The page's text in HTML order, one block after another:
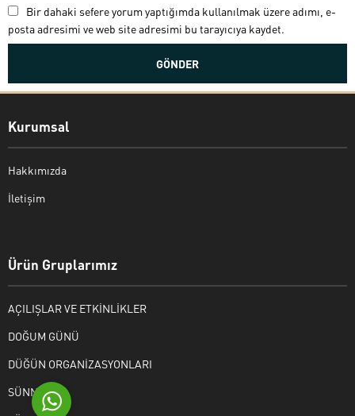
Bir dahaki sefere yorum yaptığımda kullanılmak üzere adımı, e-
posta adresimi ve web site adresimi bu tarayıcıya kaydet.
Kurumsal
Hakkımızda
İletişim
Ürün Gruplarımız
AÇILIŞLAR VE ETKİNLİKLER
DOĞUM GÜNÜ
DÜĞÜN ORGANİZASYONLARI
SÜNNET